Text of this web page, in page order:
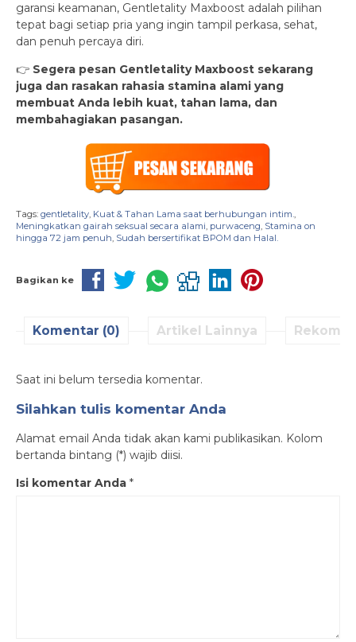
garansi keamanan, Gentletality Maxboost adalah pilihan
tepat bagi setiap pria yang ingin tampil perkasa, sehat,
dan penuh percaya diri.
👉 Segera pesan Gentletality Maxboost sekarang
juga dan rasakan rahasia stamina alami yang
membuat Anda lebih kuat, tahan lama, dan
membahagiakan pasangan.
Tags: gentletality, Kuat & Tahan Lama saat berhubungan intim.,
Meningkatkan gairah seksual secara alami, purwaceng, Stamina on
hingga 72 jam penuh, Sudah bersertifikat BPOM dan Halal.
Bagikan ke
Komentar (0) Artikel Lainnya
Saat ini belum tersedia komentar.
Silahkan tulis komentar Anda
Alamat email Anda tidak akan kami publikasikan. Kolom
bertanda bintang (*) wajib diisi.
Isi komentar Anda *